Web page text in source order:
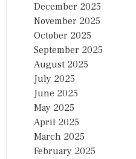
December 2025
November 2025
October 2025
September 2025
August 2025
July 2025
June 2025
May 2025
April 2025
March 2025
February 2025